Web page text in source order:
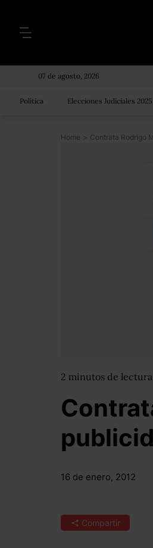
07 de agosto, 2026
Política Elecciones Judiciales 2025
Home >
2 minutos de lectura
16 de enero, 2012
Compartir